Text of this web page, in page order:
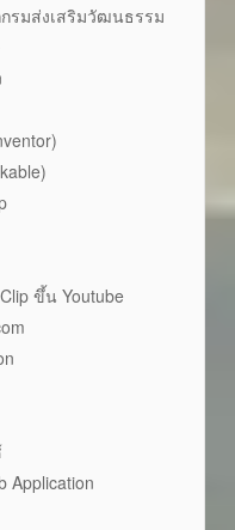
รมส่งเสริมวัฒนธรรม
ขึ้น Youtube
Application